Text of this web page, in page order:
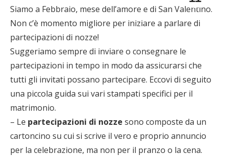
Siamo a Febbraio, mese dell’amore e di San Valentino.
Non c’è momento migliore per iniziare a parlare di
partecipazioni di nozze!
Suggeriamo sempre di inviare o consegnare le
partecipazioni in tempo in modo da assicurarsi che
tutti gli invitati possano partecipare. Eccovi di seguito
una piccola guida sui vari stampati specifici per il
matrimonio.
– Le partecipazioni di nozze sono composte da un
cartoncino su cui si scrive il vero e proprio annuncio
per la celebrazione, ma non per il pranzo o la cena.